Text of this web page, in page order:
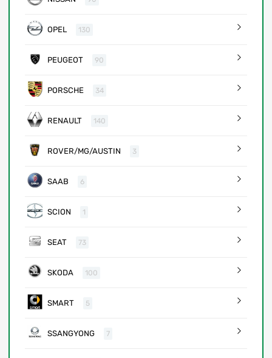
OPEL 130
PEUGEOT 90
PORSCHE 34
RENAULT 140
ROVER/MG/AUSTIN 3
SAAB 6
SCION 1
SEAT 73
SKODA 100
SMART 5
SSANGYONG 7